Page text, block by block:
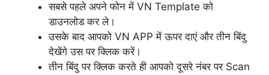
सबसे पहले अपने फोन में VN Template को
डाउनलोड कर ले।
उसके बाद आपको VN APP में ऊपर दाएं और तीन बिंदु
देखेंगे उस पर क्लिक करें।
तीन बिंदु पर क्लिक करते ही आपको दूसरे नंबर पर Scan